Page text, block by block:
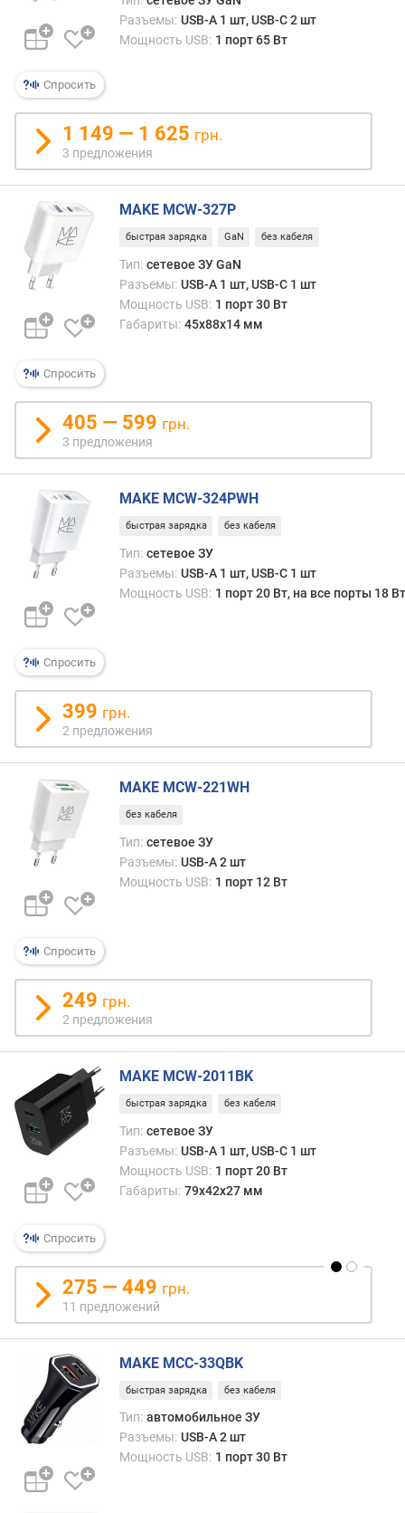
л
о
е
н
и
й
о
д
л
ю
а
ы
х
г
а
д
ж
е
т
о
в
а
б
л
е
м
)
(
ш
т
м
с
.
о
о
т
(
U
S
B
(
В
)
о
р
я
д
к
и
б
Спросить
Разъемы: USB-A 1 шт, USB-C 2 шт
Мощность USB: 1 порт 65 Вт
1 149 — 1 625 грн.
3 предложения
Спросить
MAKE MCW-327P
быстрая зарядка GaN без кабеля
Тип: сетевое ЗУ GaN
Разъемы: USB-A 1 шт, USB-C 1 шт
Мощность USB: 1 порт 30 Вт
Габариты: 45x88x14 мм
405 — 599 грн.
3 предложения
Спросить
MAKE MCW-324PWH
быстрая зарядка без кабеля
Тип: сетевое ЗУ
Разъемы: USB-A 1 шт, USB-C 1 шт
Мощность USB: 1 порт 20 Вт, на все порты 18 Вт
399 грн.
2 предложения
Спросить
MAKE MCW-221WH
без кабеля
Тип: сетевое ЗУ
Разъемы: USB-A 2 шт
Мощность USB: 1 порт 12 Вт
249 грн.
2 предложения
Спросить
MAKE MCW-2011BK
быстрая зарядка без кабеля
Тип: сетевое ЗУ
Разъемы: USB-A 1 шт, USB-C 1 шт
Мощность USB: 1 порт 20 Вт
Габариты: 79x42x27 мм
275 — 449 грн.
11 предложений
MAKE MCC-33QBK
быстрая зарядка без кабеля
Тип: автомобильное ЗУ
Разъемы: USB-A 2 шт
Мощность USB: 1 порт 30 Вт